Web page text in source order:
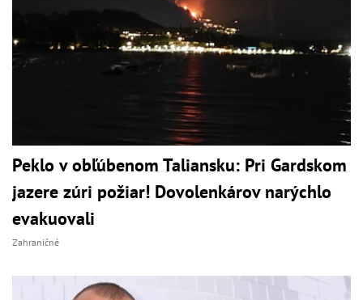
Peklo v obľúbenom Taliansku: Pri Gardskom
jazere zúri požiar! Dovolenkárov narýchlo
evakuovali
Zahraničné